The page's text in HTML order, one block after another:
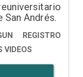
San Andrés.
REGISTRO
VIDEOS